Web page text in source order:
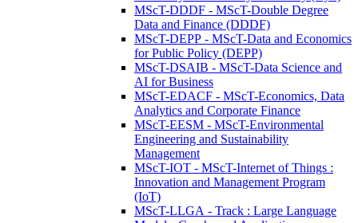
MScT-DDDF - MScT-Double Degree
Data and Finance (DDDF)
MScT-DEPP - MScT-Data and Economics
for Public Policy (DEPP)
MScT-DSAIB - MScT-Data Science and
AI for Business
MScT-EDACF - MScT-Economics, Data
Analytics and Corporate Finance
MScT-EESM - MScT-Environmental
Engineering and Sustainability
Management
MScT-IOT - MScT-Internet of Things :
Innovation and Management Program
(IoT)
MScT-LLGA - Track : Large Language